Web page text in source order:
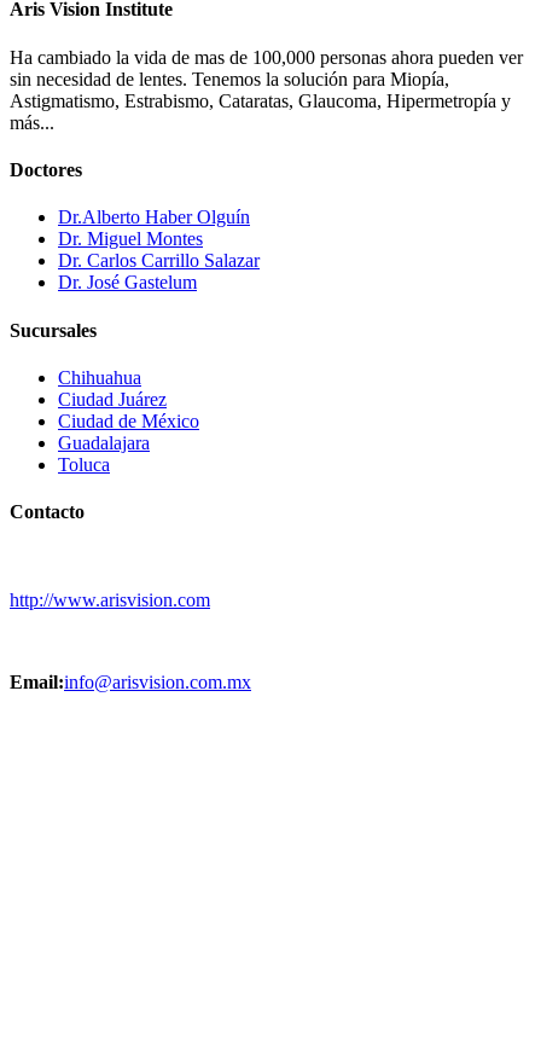
Aris Vision Institute
Ha cambiado la vida de mas de 100,000 personas ahora pueden ver
sin necesidad de lentes. Tenemos la solución para Miopía,
Astigmatismo, Estrabismo, Cataratas, Glaucoma, Hipermetropía y
más...
Doctores
Dr.Alberto Haber Olguín
Dr. Miguel Montes
Dr. Carlos Carrillo Salazar
Dr. José Gastelum
Sucursales
Chihuahua
Ciudad Juárez
Ciudad de México
Guadalajara
Toluca
Contacto
http://www.arisvision.com
Email:info@arisvision.com.mx